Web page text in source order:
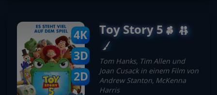
4K
3D
2D
Toy Story 5
Tom Hanks, Tim Allen und
Joan Cusack in einem Film von
Andrew Stanton, McKenna
Harris